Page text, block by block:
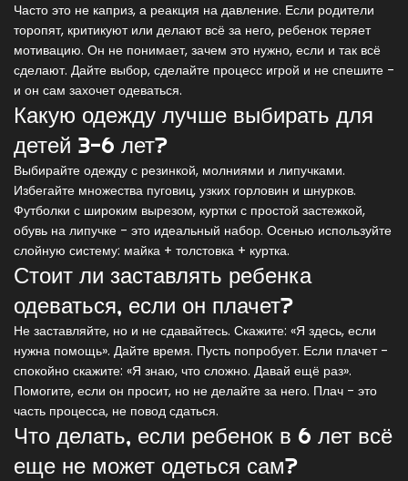
Часто это не каприз, а реакция на давление. Если родители
торопят, критикуют или делают всё за него, ребенок теряет
мотивацию. Он не понимает, зачем это нужно, если и так всё
сделают. Дайте выбор, сделайте процесс игрой и не спешите -
и он сам захочет одеваться.
Какую одежду лучше выбирать для
детей 3-6 лет?
Выбирайте одежду с резинкой, молниями и липучками.
Избегайте множества пуговиц, узких горловин и шнурков.
Футболки с широким вырезом, куртки с простой застежкой,
обувь на липучке - это идеальный набор. Осенью используйте
слойную систему: майка + толстовка + куртка.
Стоит ли заставлять ребенка
одеваться, если он плачет?
Не заставляйте, но и не сдавайтесь. Скажите: «Я здесь, если
нужна помощь». Дайте время. Пусть попробует. Если плачет -
спокойно скажите: «Я знаю, что сложно. Давай ещё раз».
Помогите, если он просит, но не делайте за него. Плач - это
часть процесса, не повод сдаться.
Что делать, если ребенок в 6 лет всё
еще не может одеться сам?